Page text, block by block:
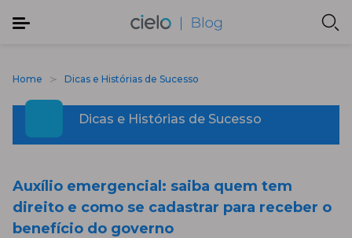
Home Dicas e Histórias de Sucesso
Dicas e Histórias de Sucesso
Auxílio emergencial: saiba quem tem
direito e como se cadastrar para receber o
benefício do governo